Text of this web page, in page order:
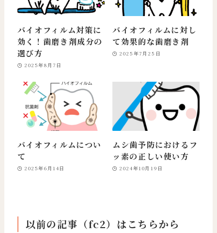
バイオフィルム対策に
効く！歯磨き剤成分の
選び方
2025年8月7日
バイオフィルムに対し
て効果的な歯磨き剤
2025年7月25日
バイオフィルムについ
て
2025年6月14日
ムシ歯予防におけるフ
ッ素の正しい使い方
2024年10月19日
以前の記事（fc2）はこちらから